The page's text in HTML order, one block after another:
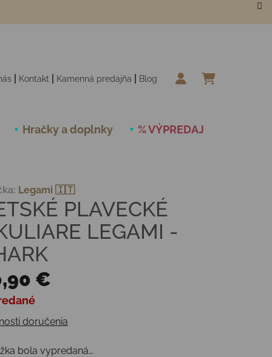
Kontakt Kamenná predajňa Blog
Hračky a doplnky % VÝPREDAJ
PLAVECKÉ
LEGAMI -
Legami 🇮🇹
€
cena:
doručenia
bola vypredaná…